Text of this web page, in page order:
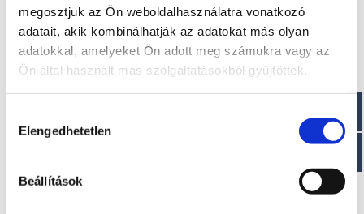
megosztjuk az Ön weboldalhasználatra vonatkozó
adatait, akik kombinálhatják az adatokat más olyan
adatokkal, amelyeket Ön adott meg számukra vagy az
Ön által használt más szolgáltatásokból gyűjtöttek.
kiválasztása
Elengedhetetlen
Beállítások
Érdekel!
Visszahívást kérek!